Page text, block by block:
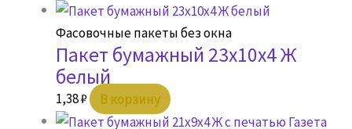
Фасовочные пакеты без окна
Пакет бумажный 23х10х4 Ж
белый
1,38₽ В корзину